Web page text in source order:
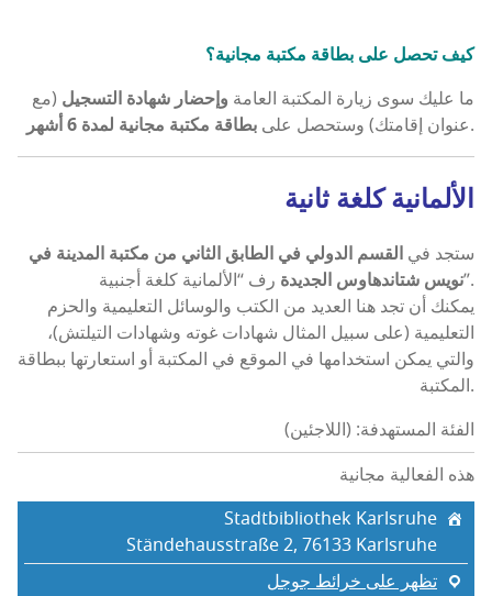
كيف تحصل على بطاقة مكتبة مجانية؟
ما عليك سوى زيارة المكتبة العامة وإحضار شهادة التسجيل (مع
عنوان إقامتك) وستحصل على بطاقة مكتبة مجانية لمدة 6 أشهر .
الألمانية كلغة ثانية
ستجد في القسم الدولي في الطابق الثاني من مكتبة المدينة في
نويس شتاندهاوس الجديدةرف “الألمانية كلغة أجنبية”.
يمكنك أن تجد هنا العديد من الكتب والوسائل التعليمية والحزم
التعليمية (على سبيل المثال شهادات غوته وشهادات التيلتش)،
والتي يمكن استخدامها في الموقع في المكتبة أو استعارتها ببطاقة
المكتبة.
الفئة المستهدفة: (اللاجئين)
هذه الفعالية مجانية
Stadtbibliothek Karlsruhe
Ständehausstraße 2, 76133 Karlsruhe
تظهر على خرائط جوجل